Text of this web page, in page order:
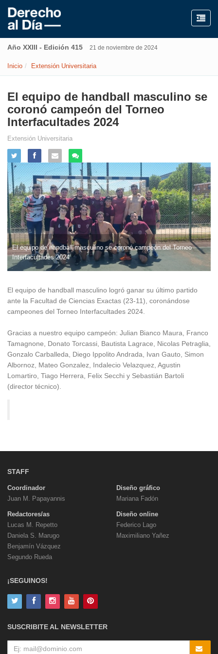
Año XXIII - Edición 415 21 de noviembre de 2024
Inicio Extensión Universitaria
El equipo de handball masculino se
coronó campeón del Torneo
Interfacultades 2024
Extensión Universitaria
El equipo de handball masculino se coronó campeón del Torneo
Interfacultades 2024
El equipo de handball masculino logró ganar su último partido
ante la Facultad de Ciencias Exactas (23-11), coronándose
campeones del Torneo Interfacultades 2024.
Gracias a nuestro equipo campeón: Julian Bianco Maura, Franco
Tamagnone, Donato Torcassi, Bautista Lagrace, Nicolas Petraglia,
Gonzalo Carballeda, Diego Ippolito Andrada, Ivan Gauto, Simon
Albornoz, Mateo Gonzalez, Indalecio Velazquez, Agustin
Lomartiro, Tiago Herrera, Felix Secchi y Sebastián Bartoli
(director técnico).
STAFF
Coordinador
Juan M. Papayannis
Redactores/as
Lucas M. Repetto
Daniela S. Marugo
Benjamín Vázquez
Segundo Rueda
Diseño gráfico
Mariana Fadón
Diseño online
Federico Lago
Maximiliano Yañez
¡SEGUINOS!
SUSCRIBITE AL NEWSLETTER